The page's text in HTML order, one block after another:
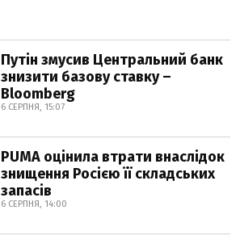
Путін змусив Центральний банк
знизити базову ставку –
Bloomberg
6 СЕРПНЯ, 15:07
PUMA оцінила втрати внаслідок
знищення Росією її складських
запасів
6 СЕРПНЯ, 14:00